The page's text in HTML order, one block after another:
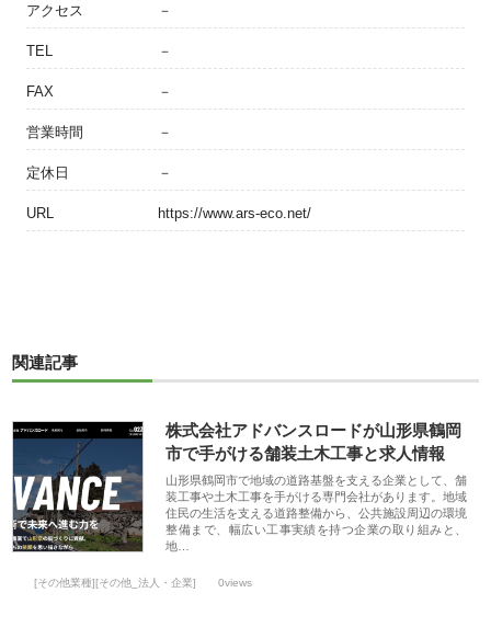
アクセス －
TEL －
FAX －
営業時間 －
定休日 －
URL https://www.ars-eco.net/
関連記事
株式会社アドバンスロードが山形県鶴岡
市で手がける舗装土木工事と求人情報
山形県鶴岡市で地域の道路基盤を支える企業として、舗
装工事や土木工事を手がける専門会社があります。地域
住民の生活を支える道路整備から、公共施設周辺の環境
整備まで、幅広い工事実績を持つ企業の取り組みと、
地…
[その他業種][その他_法人・企業] 0views